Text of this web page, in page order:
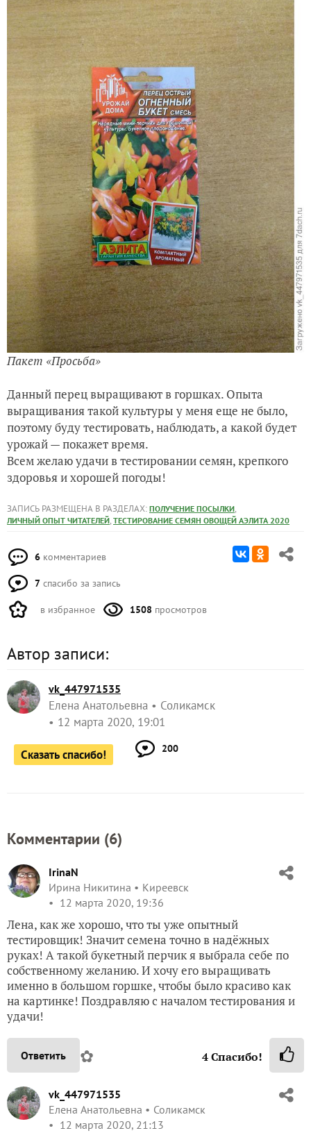
Пакет «Просьба»
Данный перец выращивают в горшках. Опыта
выращивания такой культуры у меня еще не было,
поэтому буду тестировать, наблюдать, а какой будет
урожай — покажет время.
Всем желаю удачи в тестировании семян, крепкого
здоровья и хорошей погоды!
ЗАПИСЬ РАЗМЕЩЕНА В РАЗДЕЛАХ: ПОЛУЧЕНИЕ ПОСЫЛКИ,
ЛИЧНЫЙ ОПЫТ ЧИТАТЕЛЕЙ, ТЕСТИРОВАНИЕ СЕМЯН ОВОЩЕЙ АЭЛИТА 2020
6 комментариев
7 спасибо за запись
в избранное 1508 просмотров
Автор записи:
vk_447971535
Елена Анатольевна
Соликамск
12 марта 2020, 19:01
Сказать спасибо! 200
Комментарии (6)
IrinaN
Ирина Никитина
Киреевск
12 марта 2020, 19:36
Лена, как же хорошо, что ты уже опытный
тестировщик! Значит семена точно в надёжных
руках! А такой букетный перчик я выбрала себе по
собственному желанию. И хочу его выращивать
именно в большом горшке, чтобы было красиво как
на картинке! Поздравляю с началом тестирования и
удачи!
Ответить ✿ 4Спасибо!
vk_447971535
Елена Анатольевна
Соликамск
12 марта 2020, 21:13